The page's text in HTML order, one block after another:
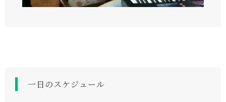
一日のスケジュール